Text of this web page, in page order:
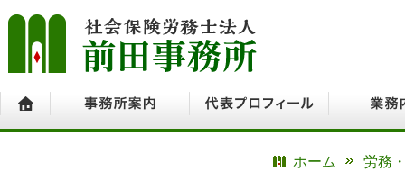
ホーム
労務